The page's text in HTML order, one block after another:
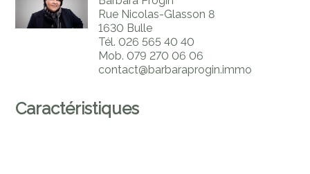
Rue Nicolas-Glasson 8
1630 Bulle
Tél. 026 565 40 40
Mob. 079 270 06 06
contact@barbaraprogin.immo
Caractéristiques